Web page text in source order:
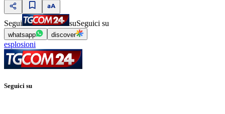
Segui suSeguici su
whatsapp discover
esplosioni
Seguici su